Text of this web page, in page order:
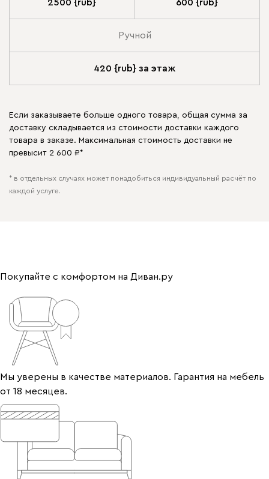
2500 {rub} 600 {rub}
Ручной
420 {rub} за этаж
Если заказываете больше одного товара, общая сумма за
доставку складывается из стоимости доставки каждого
товара в заказе. Максимальная стоимость доставки не
превысит 2 600 ₽*
* в отдельных случаях может понадобиться индивидуальный расчёт по
каждой услуге.
Покупайте с комфортом на Диван.ру
Мы уверены в качестве материалов. Гарантия на мебель
от 18 месяцев.